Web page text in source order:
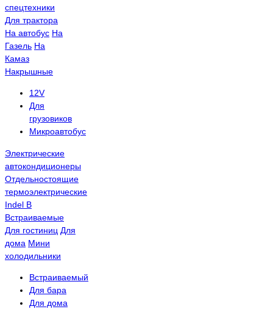
спецтехники
Для трактора
На автобус На
Газель На
Камаз
Накрышные
12V
Для
грузовиков
Микроавтобус
Электрические
автокондиционеры
Отдельностоящие
термоэлектрические
Indel B
Встраиваемые
Для гостиниц Для
дома Мини
холодильники
Встраиваемый
Для бара
Для дома